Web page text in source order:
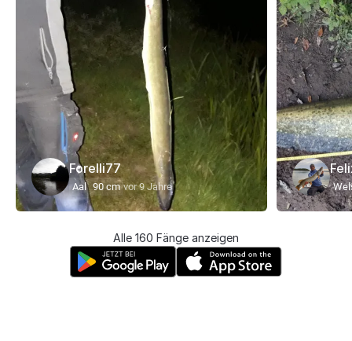
Forelli77
Aal 90 cm vor 9 Jahre
Alle 160 Fänge anzeigen